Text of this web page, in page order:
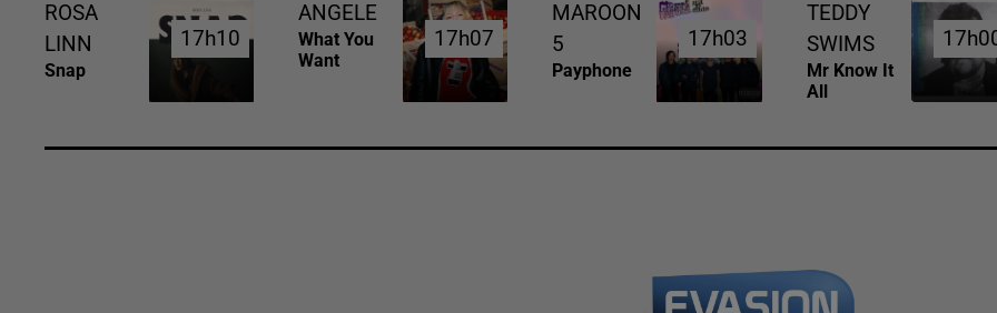
ROSA
LINN
Snap
17h10
17h10
ANGELE
What You
Want
17h07
17h07
MAROON
5
Payphone
17h03
17h03
TEDDY
SWIMS
Mr Know It
All